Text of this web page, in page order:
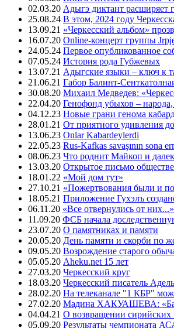
02.03.20 Адыгэ диктант расширяет
25.08.24 В этом, 2024 году
13.09.21 «Черкесский альбом»
16.07.20 Online-концерт группы
24.05.24 Первое опубликованное
07.05.24 История рода Губжевых
13.07.21 Адыгские языки – ключ к
21.06.21 Габор Балинт-
30.08.20 Михаил Медведев:
22.04.20 Генофонд убыхов –
04.12.23 Новые грани генома
28.01.21 От приятного удивления
13.06.23 Onlar Kabardeylerdi
22.05.23 Rus-Kafkas savaşının sona
08.06.23 Что роднит Майкоп и
13.03.20 Открытое письмо
18.01.22 «Мой дом тут»
27.10.21 «Пожертвования были и
18.05.21 Приложение Гухэлъ
06.11.20 «Все отвернулись от них...»
11.09.20 ФСБ начала
23.07.20 О памятниках и памяти
20.05.20 День памяти и скорби по
09.05.20 Возрождение старого
05.05.20 Aheku.net 15 лет
27.03.20 Черкесский круг
18.03.20 Черкесский писатель
28.02.20 На телеканале "1 КБР"
27.02.20 Мадина ХАКУАШЕВА:
04.04.21 О возвращении сирийских
05.09.20 Результаты чемпионата